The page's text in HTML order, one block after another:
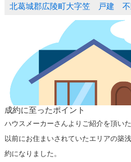
北葛城郡広陵町大字笠 戸建 不
成約に至ったポイント
ハウスメーカーさんよりご紹介を頂いた
以前にお住まいされていたエリアの築
約になりました。